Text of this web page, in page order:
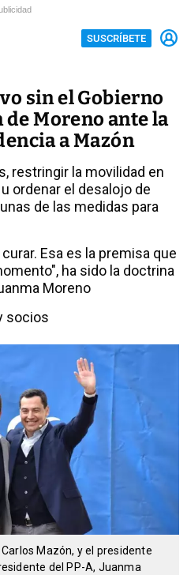
SUSCRÍBETE
sin el Gobierno
Moreno ante la
a Mazón
restringir la movilidad en
ordenar el desalojo de
de las medidas para
Esa es la premisa que
ha sido la doctrina
Moreno
socios
Mazón, y el presidente
del PP-A, Juanma